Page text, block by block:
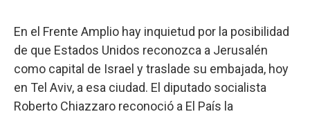
En el Frente Amplio hay inquietud por la posibilidad
de que Estados Unidos reconozca a Jerusalén
como capital de Israel y traslade su embajada, hoy
en Tel Aviv, a esa ciudad. El diputado socialista
Roberto Chiazzaro reconoció a El País la